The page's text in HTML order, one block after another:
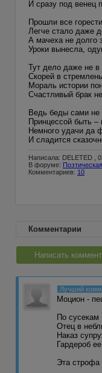
И сразу под венец
Прошли все
Легче стало даже
А мачеха не долго
Уроки вынесла,
Тут дело даже не в
Скорей в
Мораль истории
Счастливый брак
Ведь беды сами не
Принцессой быть –
Немного удачи да
И сладится
Написала: DELETED ,
В форуме:
Комментариев: 10
Комментарии
Написать
Лучший
Моцион -
По сусекам
Отец в
Наказ
Гардероб
Эта строфа